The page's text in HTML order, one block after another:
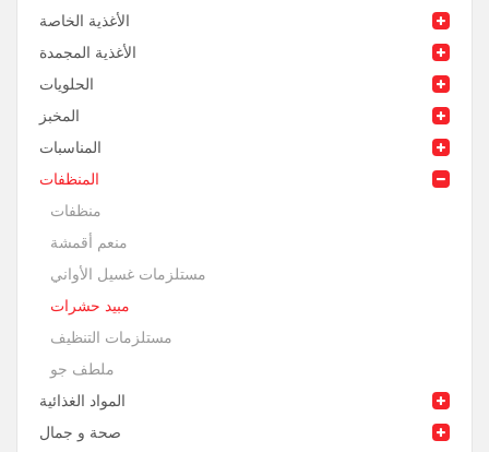
الأغذية الخاصة
الأغذية المجمدة
الحلويات
المخبز
المناسبات
المنظفات
منظفات
منعم أقمشة
مستلزمات غسيل الأواني
مبيد حشرات
مستلزمات التنظيف
ملطف جو
المواد الغذائية
صحة و جمال